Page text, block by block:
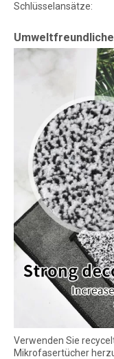
Schlüsselansätze:
Verwenden Sie
Mikrofasertücher